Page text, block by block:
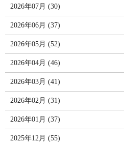
2026年07月 (30)
2026年06月 (37)
2026年05月 (52)
2026年04月 (46)
2026年03月 (41)
2026年02月 (31)
2026年01月 (37)
2025年12月 (55)